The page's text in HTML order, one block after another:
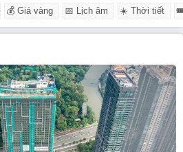
💰 Giá vàng 📅 Lịch âm ☀️ Thời tiết